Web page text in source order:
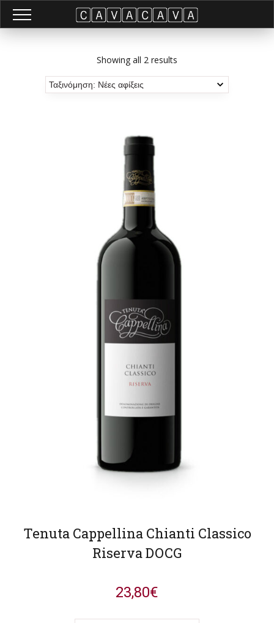
Showing all 2 results
Tenuta Cappellina Chianti Classico
Riserva DOCG
23,80€